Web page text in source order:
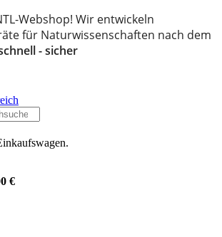
Webshop! Wir entwickeln
für Naturwissenschaften nach dem
- sicher
€